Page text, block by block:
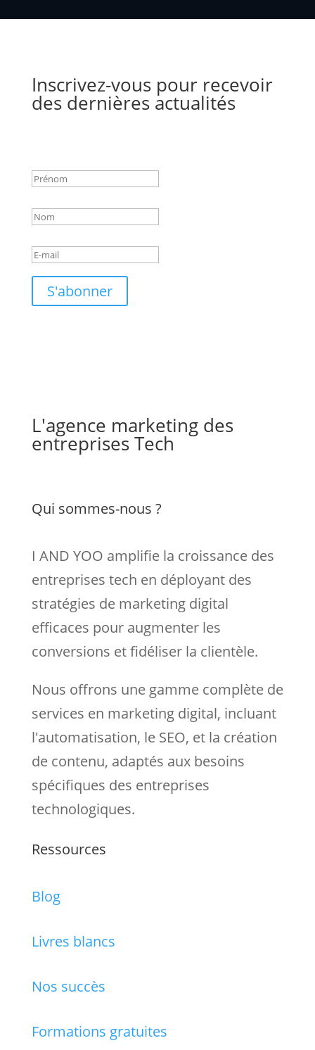
Inscrivez-vous pour recevoir
des dernières actualités
S'abonner
L'agence marketing des
entreprises Tech
Qui sommes-nous ?
I AND YOO amplifie la croissance des
entreprises tech en déployant des
stratégies de marketing digital
efficaces pour augmenter les
conversions et fidéliser la clientèle.
Nous offrons une gamme complète de
services en marketing digital, incluant
l'automatisation, le SEO, et la création
de contenu, adaptés aux besoins
spécifiques des entreprises
technologiques.
Ressources
Blog
Livres blancs
Nos succès
Formations gratuites